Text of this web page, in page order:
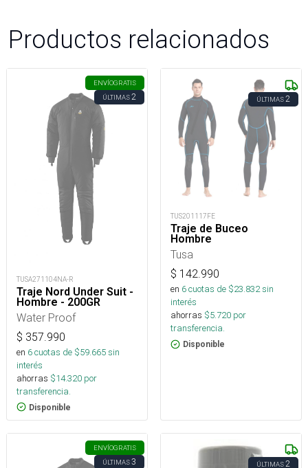
Productos relacionados
ENVÍOGRATIS
ÚLTIMAS2
TUSA271104NA-R
Traje Nord Under Suit -
Hombre - 200GR
Water Proof
$ 357.990
en 6cuotas de $59.665sin
interés
ahorras $14.320 por
transferencia.
Disponible
ÚLTIMAS2
TUS201117FE
Traje de Buceo
Hombre
Tusa
$ 142.990
en 6cuotas de $23.832sin
interés
ahorras $5.720 por
transferencia.
Disponible
ENVÍOGRATIS
ÚLTIMAS3 ÚLTIMAS2